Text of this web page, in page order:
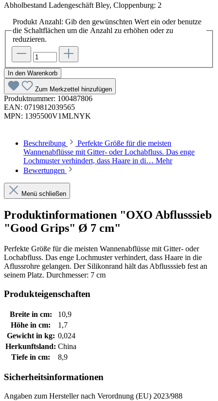
Abholbestand Ladengeschäft Bley, Cloppenburg: 2
Produkt Anzahl: Gib den gewünschten Wert ein oder benutze
die Schaltflächen um die Anzahl zu erhöhen oder zu
reduzieren.
In den Warenkorb
Zum Merkzettel hinzufügen
Produktnummer: 100487806
EAN: 0719812039565
MPN: 1395500V1MLNYK
Beschreibung
Perfekte Größe für die meisten
Wannenabflüsse mit Gitter- oder Lochabfluss. Das enge
Lochmuster verhindert, dass Haare in di… Mehr
Bewertungen
Menü schließen
Produktinformationen "OXO Abflusssieb
"Good Grips" Ø 7 cm"
Perfekte Größe für die meisten Wannenabflüsse mit Gitter- oder
Lochabfluss. Das enge Lochmuster verhindert, dass Haare in die
Aflussrohre gelangen. Der Silikonrand hält das Abflusssieb fest an
seinem Platz. Durchmesser: 7 cm
Produkteigenschaften
Breite in cm:
10,9
Höhe in cm:
1,7
Gewicht in kg: 0,024
Herkunftsland: China
Tiefe in cm:
8,9
Sicherheitsinformationen
Angaben zum Hersteller nach Verordnung (EU) 2023/988